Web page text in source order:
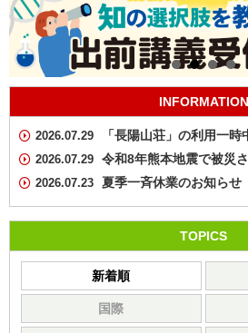
INFORMATION
2026.07.29 「長陽山荘」の利用一時
2026.07.29 令和8年熊本地震で被災
2026.07.23 夏季一斉休業のお知らせ
TOPICS
新着順
国際